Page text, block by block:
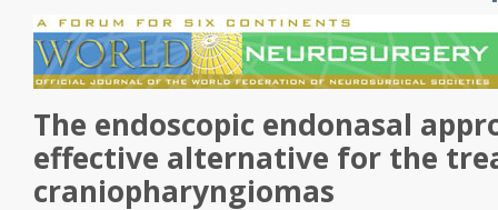
The endoscopic endonasal
effective alternative for the
craniopharyngiomas